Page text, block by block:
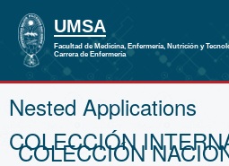
Nested Applications
COLECCIÓN
COLECCIÓN